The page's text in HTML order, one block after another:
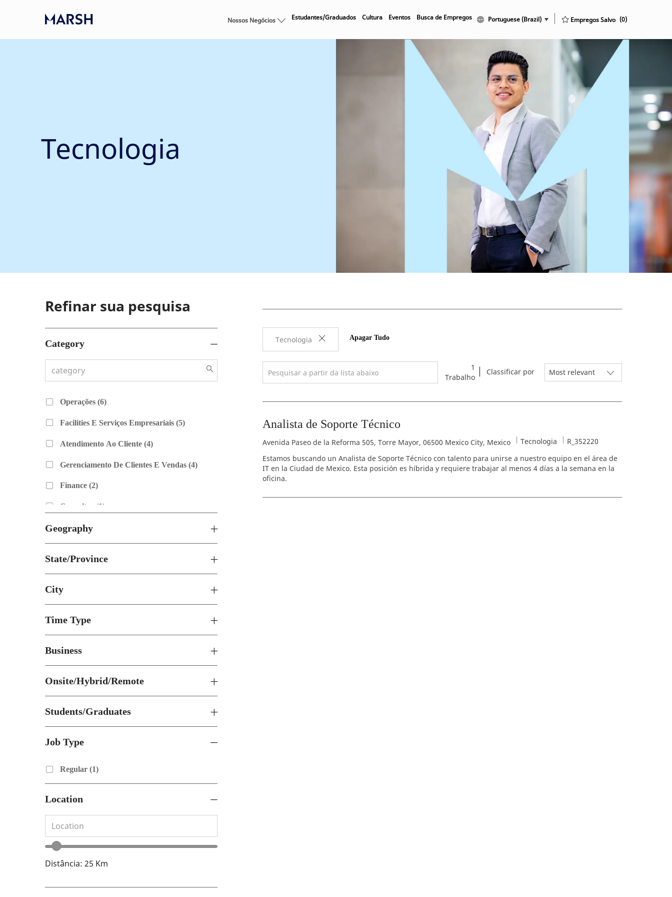
Nossos Negócios Estudantes/Graduados Cultura Eventos Busca de Empregos Language selected
Portuguese (Brazil)
Portuguese (Brazil) Empregos Salvo (0)
Tecnologia
Refinar sua pesquisa
Category
Category
Operações (6)Empregos
Facilities E Serviços Empresariais (5)Empregos
Atendimento Ao Cliente (4)Empregos
Gerenciamento De Clientes E Vendas (4)Empregos
Finance (2)Empregos
Consultor (1)
Tecnologia
Geography
State/Province
City
Time Type
Business
Onsite/Hybrid/Remote
Students/Graduates
Job Type
Job Type
Regular (1)Trabalho
Location
Pesquisar a partir da lista abaixo
Location
Controle de alcance de localização
Distância: 25 Km
Tecnologia Apagar Tudo
Search from below list
1
Trabalho
Classificar por
Analista de Soporte Técnico
Localização
Avenida Paseo de la Reforma 505, Torre Mayor, 06500 Mexico City, Mexico Categoria
Tecnologia Job Id
R_352220
Estamos buscando un Analista de Soporte Técnico con talento para unirse a nuestro equipo en el área de
IT en la Ciudad de Mexico. Esta posición es híbrida y requiere trabajar al menos 4 días a la semana en la
oficina.